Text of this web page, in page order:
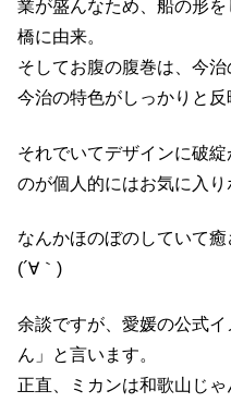
業が盛んなため、船の形
橋に由来。
そしてお腹の腹巻は、今
今治の特色がしっかりと反
それでいてデザインに破
のが個人的にはお気に入り
なんかほのぼのしていて
(´∀｀)
余談ですが、愛媛の公式
ん」と言います。
正直、ミカンは和歌山じ